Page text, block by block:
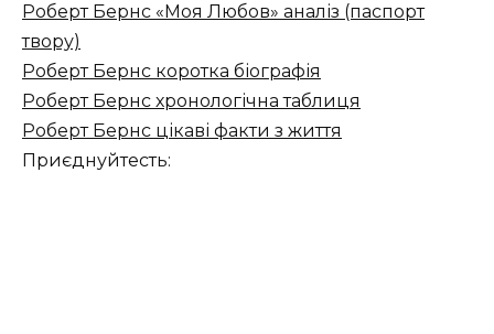
Роберт Бернс «Моя Любов» аналіз (паспорт
твору)
Роберт Бернс коротка біографія
Роберт Бернс хронологічна таблиця
Роберт Бернс цікаві факти з життя
Приєднуйтесть: